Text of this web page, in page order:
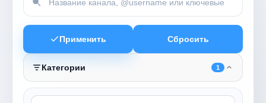
Применить Сбросить
Категории 1